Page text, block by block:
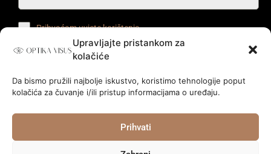
Upravljajte pristankom za
kolačiće
Da bismo pružili najbolje iskustvo, koristimo tehnologije poput
kolačića za čuvanje i/ili pristup informacijama o uređaju.
Prihvati
Prihvaćam uvjete korištenja